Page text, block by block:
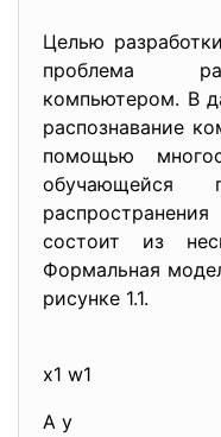
Целью
проблема
компьютером. В
распознавание
помощью
обучающейся
состоит из
Формальная
рисунке 1.1.
x1 w1
A y